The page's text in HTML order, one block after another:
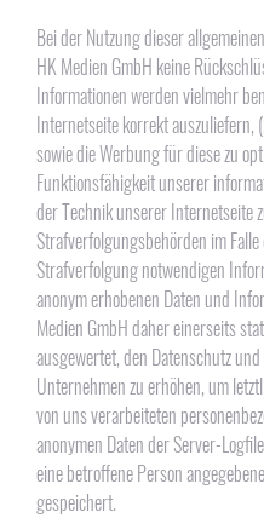
Bei der Nutzung dieser
HK Medien GmbH keine
Informationen werden vielmehr
Internetseite korrekt
sowie die Werbung für diese zu
Funktionsfähigkeit unserer
der Technik unserer Internetseite
Strafverfolgungsbehörden im
Strafverfolgung notwendigen
anonym erhobenen Daten und
Medien GmbH daher einerseits
ausgewertet, den Datenschutz
Unternehmen zu erhöhen, um
von uns verarbeiteten
anonymen Daten der Server-
eine betroffene Person
gespeichert.